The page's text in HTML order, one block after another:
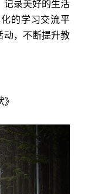
记录美好的生活
的学习交流平
动，不断提升教